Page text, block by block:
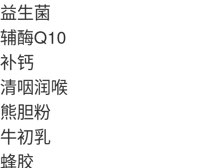
益生菌
辅酶Q10
补钙
清咽润喉
熊胆粉
牛初乳
蜂胶